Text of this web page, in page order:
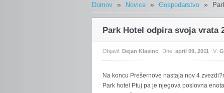
Domov » Novice » Gospodarstvo »
Park Hotel odpira svoja vrata
Objavil: Dejan Klasinc Dne: april 09, 2011 V:
Na koncu Prešernove nastaja nov 4
Park hotel Ptuj pa je njegova poslovna